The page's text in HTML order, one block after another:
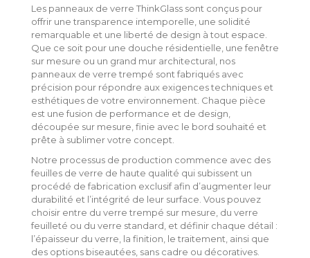
Les panneaux de verre ThinkGlass sont conçus pour
offrir une transparence intemporelle, une solidité
remarquable et une liberté de design à tout espace.
Que ce soit pour une douche résidentielle, une fenêtre
sur mesure ou un grand mur architectural, nos
panneaux de verre trempé sont fabriqués avec
précision pour répondre aux exigences techniques et
esthétiques de votre environnement. Chaque pièce
est une fusion de performance et de design,
découpée sur mesure, finie avec le bord souhaité et
prête à sublimer votre concept.
Notre processus de production commence avec des
feuilles de verre de haute qualité qui subissent un
procédé de fabrication exclusif afin d’augmenter leur
durabilité et l’intégrité de leur surface. Vous pouvez
choisir entre du verre trempé sur mesure, du verre
feuilleté ou du verre standard, et définir chaque détail :
l’épaisseur du verre, la finition, le traitement, ainsi que
des options biseautées, sans cadre ou décoratives.